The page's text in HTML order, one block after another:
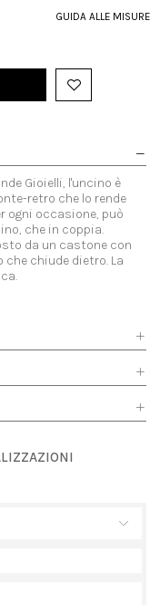
GUIDA ALLE MISURE
Gioielli, l'uncino è
retro che lo rende
ogni occasione, può
che in coppia.
da un castone con
chiude dietro. La